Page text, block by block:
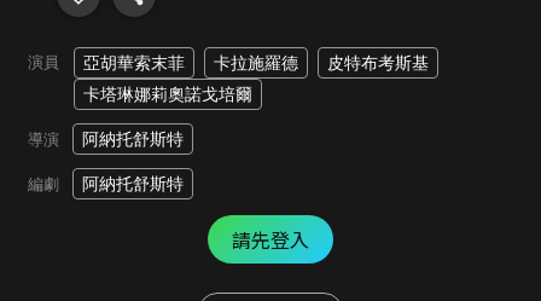
演員 亞胡華索末菲 卡拉施羅德
皮特布考斯基
卡塔琳娜莉奧諾戈培爾
導演 阿納托舒斯特
編劇 阿納托舒斯特
請先登入